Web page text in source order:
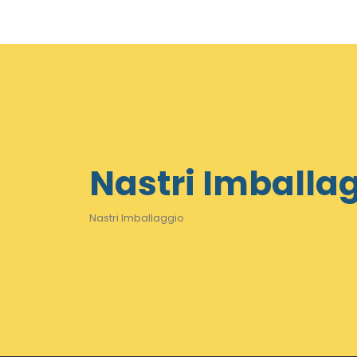
Nastri
Nastri Imballaggio